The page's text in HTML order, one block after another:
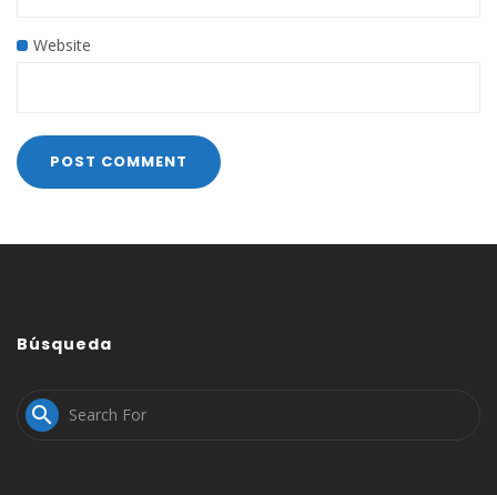
Website
Búsqueda
